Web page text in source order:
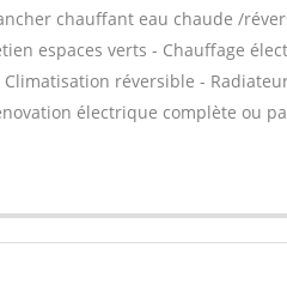
chauffant eau chaude /
espaces verts - Chauffage
réversible -
électrique complète ou